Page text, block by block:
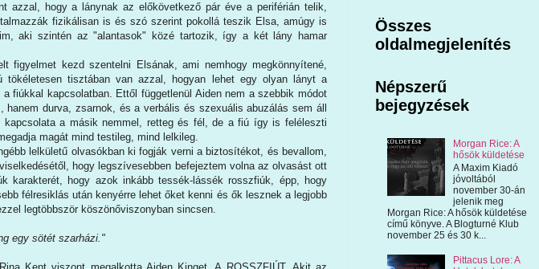
azzal, hogy a lánynak az előkövetkező pár éve a periférián telik,
fizikálisan is és szó szerint pokollá teszik Elsa, amúgy is
aki szintén az "alantasok" közé tartozik, így a két lány hamar
kezd szentelni Elsának, ami nemhogy megkönnyítené,
tisztában van azzal, hogyan lehet egy olyan lányt a
fiúkkal kapcsolatban. Ettől függetlenül Aiden nem a szebbik módot
durva, zsarnok, és a verbális és szexuális abuzálás sem áll
a másik nemmel, retteg és fél, de a fiú így is feléleszti
magát mind testileg, mind lelkileg.
lelkületű olvasókban ki fogják verni a biztosítékot, és bevallom,
hogy legszívesebben befejeztem volna az olvasást ott
hogy azok inkább tessék-lássék rosszfiúk, épp, hogy
félresiklás után kenyérre lehet őket kenni és ők lesznek a legjobb
legtöbbször köszönőviszonyban sincsen.
egy sötét szarházi."
Összes
oldalmegjelenítés
Népszerű
bejegyzések
Morgan Rice: A
hősök küldetése
A Maxim Kiadó
jóvoltából
november 30-án
jelenik meg
Morgan Rice: A hősök küldetése
című könyve. A Blogturné Klub
november 25 és 30 k...
Pittacus Lore: A